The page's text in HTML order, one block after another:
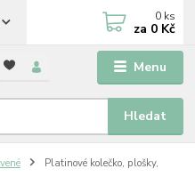
Menu
Hledat
0 ks
za 0 Kč
Platinové kolečko, plošky,